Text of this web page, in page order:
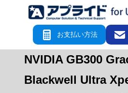
お支払い方法
NVIDIA GB300
Blackwell Ultra